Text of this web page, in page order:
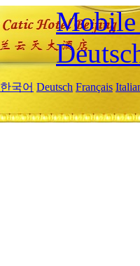
Mobile
한국어 Deutsch Français